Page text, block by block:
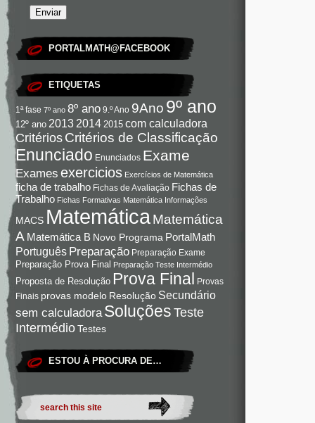
PORTALMATH@FACEBOOK
ETIQUETAS
1ª fase 7º ano 8º ano 9.º Ano 9Ano 9º ano
12º ano 2013 2014 2015 com calculadora
Critérios Critérios de Classificação
Enunciado Enunciados Exame
Exames exercicios Exercícios de Matemática
ficha de trabalho Fichas de Avaliação Fichas de
Trabalho Fichas Formativas Matemática Informações
MACS Matemática Matemática
A Matemática B Novo Programa PortalMath
Português Preparação Preparação Exame
Preparação Prova Final Preparação Teste Intermédio
Proposta de Resolução Prova Final Provas
Finais provas modelo Resolução Secundário
sem calculadora Soluções Teste
IntermédioTestes
ESTOU À PROCURA DE…